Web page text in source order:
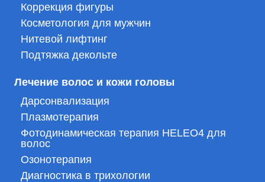
Коррекция фигуры
Косметология для мужчин
Нитевой лифтинг
Подтяжка декольте
Лечение волос и кожи головы
Дарсонвализация
Плазмотерапия
Фотодинамическая терапия HELEO4 для
волос
Озонотерапия
Диагностика в трихологии